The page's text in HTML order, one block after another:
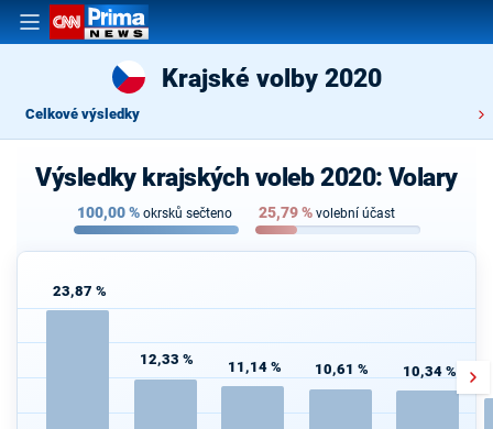
Krajské volby 2020
Celkové výsledky
Výsledky krajských voleb 2020: Volary
100,00% okrsků sečteno 25,79% volební účast
23,87 %
12,33 % 11,14 % 10,61 % 10,34 %